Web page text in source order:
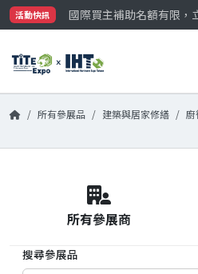
活動快訊
國際買主補助名額有限，
參觀門票開放申請中‼️
國際買主補助名額有限，
所有參展品 建築與居家修繕 廚
所有參展商
搜尋參展品